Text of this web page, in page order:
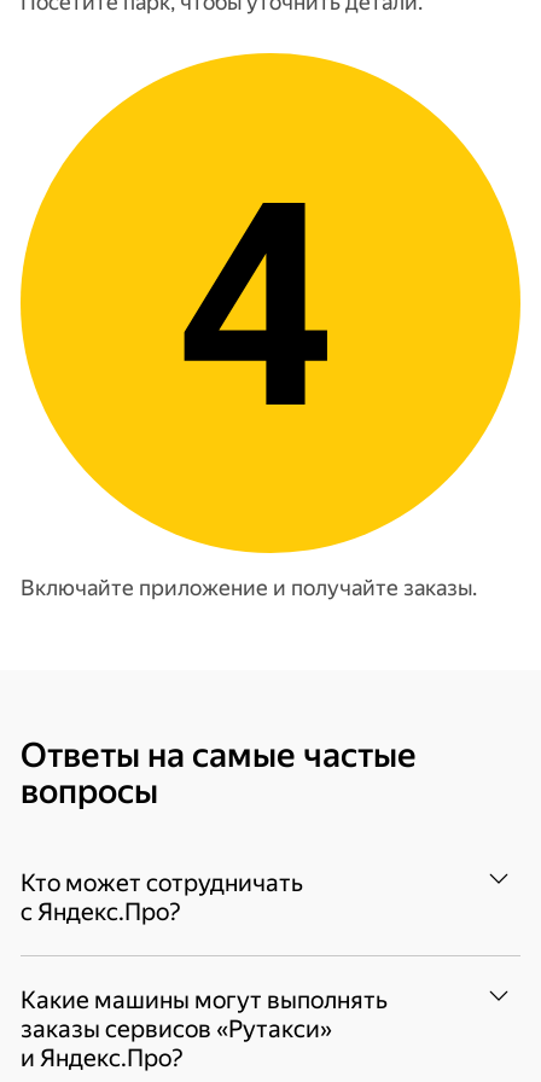
Включайте приложение и получайте заказы.
Ответы на самые частые
вопросы
Кто может сотрудничать
с Яндекс.Про?
самозанятые и ИП. При регистрации
в одном из таксопарков будет создан
профиль с вашими данными, сотрудничать
Какие машины могут выполнять
заказы сервисов «Рутакси»
и Яндекс.Про?